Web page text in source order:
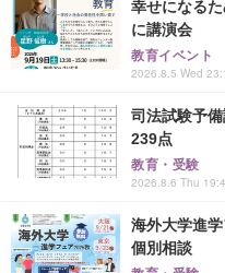
幸せになる
に講演会
教育イベント
2026.8.5 Wed
司法試験予
239点
教育・受験
2026.8.6 Thu
海外大学進
個別相談